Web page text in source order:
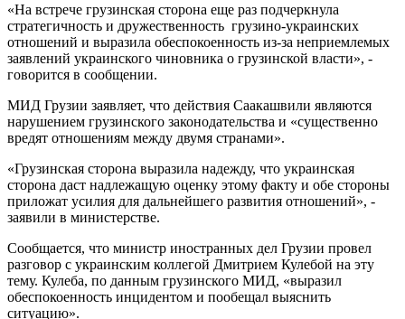
«На встрече грузинская сторона еще раз подчеркнула
стратегичность и дружественность грузино-украинских
отношений и выразила обеспокоенность из-за неприемлемых
заявлений украинского чиновника о грузинской власти», -
говорится в сообщении.
МИД Грузии заявляет, что действия Саакашвили являются
нарушением грузинского законодательства и «существенно
вредят отношениям между двумя странами».
«Грузинская сторона выразила надежду, что украинская
сторона даст надлежащую оценку этому факту и обе стороны
приложат усилия для дальнейшего развития отношений», -
заявили в министерстве.
Сообщается, что министр иностранных дел Грузии провел
разговор с украинским коллегой Дмитрием Кулебой на эту
тему. Кулеба, по данным грузинского МИД, «выразил
обеспокоенность инцидентом и пообещал выяснить
ситуацию».